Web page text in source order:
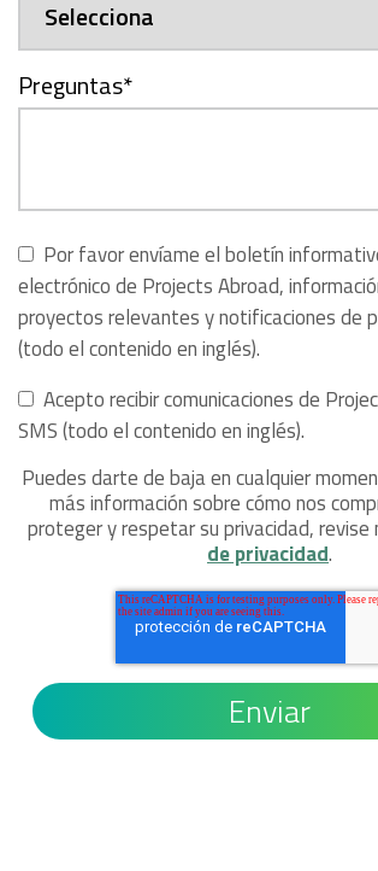
Preguntas*
Por favor envíame el boletín
electrónico de Projects Abroad,
proyectos relevantes y notificaciones de
(todo el contenido en inglés).
Acepto recibir comunicaciones de
SMS (todo el contenido en inglés).
Puedes darte de baja en cualquier
más información sobre cómo nos
proteger y respetar su privacidad, revise
de privacidad.